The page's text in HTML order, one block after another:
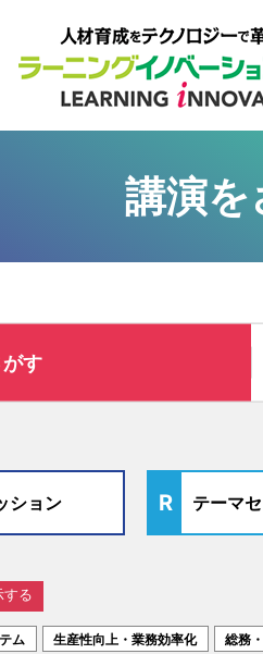
講演を
す
ション テーマ
する
ム 生産性向上・業務効率化 総務